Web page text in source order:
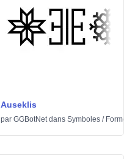
Auseklis
par GGBotNetdans Symboles /